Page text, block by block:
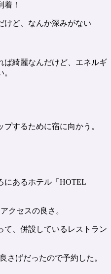
！
けど、なんか深みがない
ば綺麗なんだけど、エネルギ
するために宿に向かう。
にあるホテル「HOTEL
クセスの良さ。
て、併設しているレストラン
さげだったので予約した。